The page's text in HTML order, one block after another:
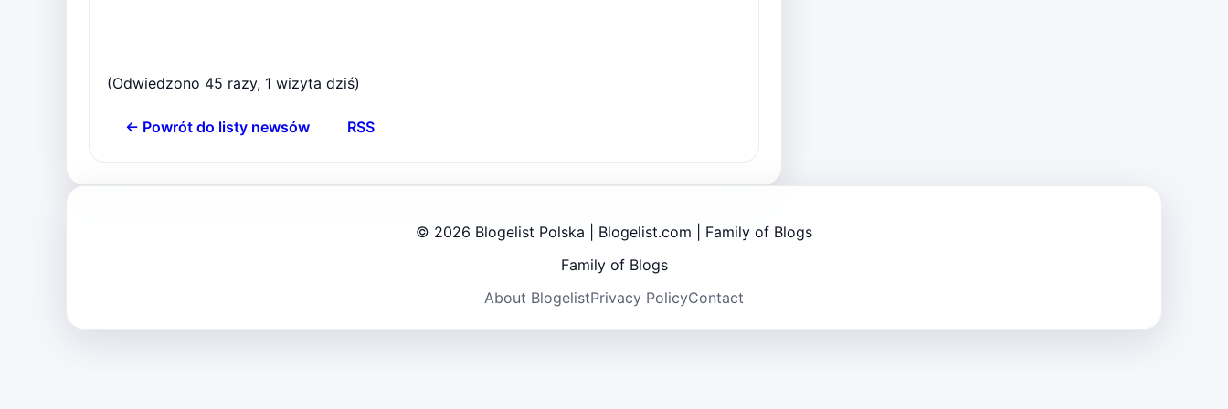
(Odwiedzono 45 razy, 1 wizyta dziś)
← Powrót do listy newsów RSS
© 2026 Blogelist Polska | Blogelist.com | Family of Blogs
Family of Blogs
About BlogelistPrivacy PolicyContact